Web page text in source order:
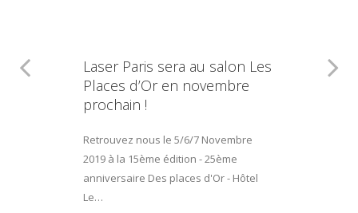
Laser Paris sera au salon Les
Places d’Or en novembre
prochain !
Retrouvez nous le 5/6/7 Novembre
2019 à la 15ème édition - 25ème
anniversaire Des places d'Or - Hôtel
Le…